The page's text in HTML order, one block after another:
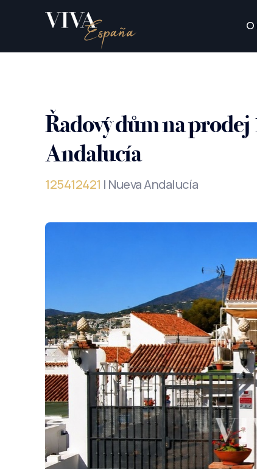
O
Řadový dům na prodej
Andalucía
125412421 | Nueva Andalucía